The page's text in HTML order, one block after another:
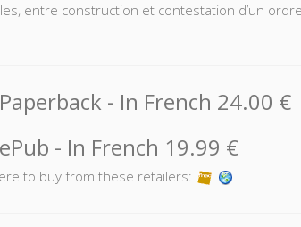
entre construction et contestation d’un
Paperback - In French 24.00 €
ePub - In French 19.99 €
to buy from these retailers: